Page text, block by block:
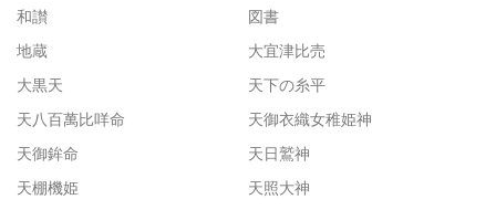
和讃
図書
地蔵
大宜津比売
大黒天
天下の糸平
天八百萬比咩命
天御衣織女稚姫神
天御鉾命
天日鷲神
天棚機姫
天照大神